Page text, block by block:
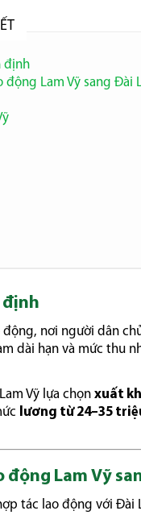
định
động Lam Vỹ sang Đài
định
nơi người dân
dài hạn và mức thu
Vỹ lựa chọn xuất
lương từ 24–35
động Lam Vỹ
tác lao động với Đài